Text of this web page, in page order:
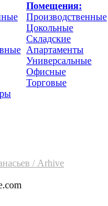
Помещения:
Производственные
Цокольные
Складские
Апартаменты
Универсальные
Офисные
Торговые
/Arhive